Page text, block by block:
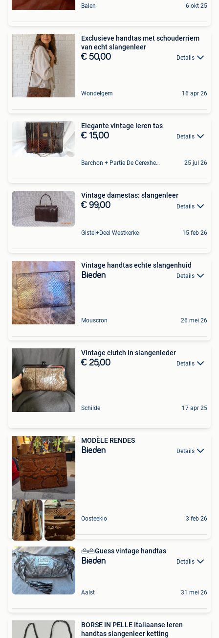
Balen 6 okt 25
Exclusieve handtas met schouderriem
van echt slangenleer
€ 50,00 Details
Wondelgem 16 apr 26
Elegante vintage leren tas
€ 15,00 Details
Barchon + Partie De Cerexhe - Heuseux, De Evegnee - Tignee 25 jul 26
Vintage damestas: slangenleer
€ 99,00 Details
Gistel+Deel Westkerke 15 feb 26
Vintage handtas echte slangenhuid
Bieden Details
Mouscron 26 mei 26
Vintage clutch in slangenleder
€ 25,00 Details
Schilde 17 apr 25
MODÈLE RENDES
Bieden Details
Oosteeklo 3 feb 26
👜👜Guess vintage handtas
Bieden Details
Aalst 31 mei 26
BORSE IN PELLE Italiaanse leren
handtas slangenleer ketting